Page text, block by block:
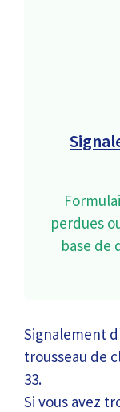
perdues
base de
Signalement
trousseau de
33.
Si vous avez